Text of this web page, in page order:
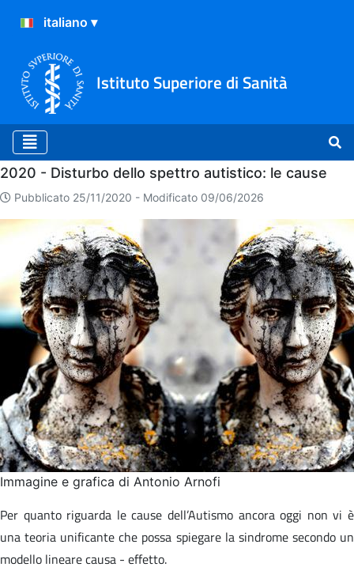
Istituto Superiore di Sanità
Home
2020 - Disturbo dello spettro autistico: le cause
Pubblicato 25/11/2020 - Modificato 09/06/2026
Immagine e grafica di Antonio Arnofi
Per quanto riguarda le cause dell’Autismo ancora oggi non vi è
una teoria unificante che possa spiegare la sindrome secondo un
modello lineare causa - effetto.